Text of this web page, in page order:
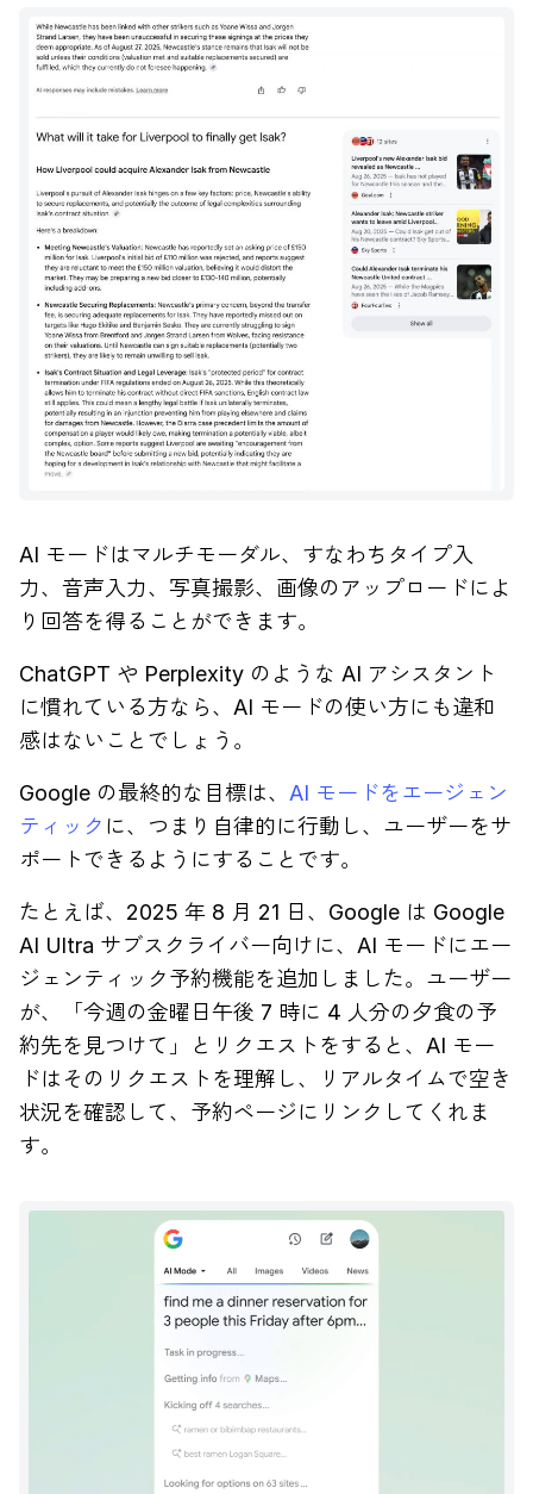
AI モードはマルチモーダル、すなわちタイプ入
力、音声入力、写真撮影、画像のアップロードによ
り回答を得ることができます。
ChatGPT や Perplexity のような AI アシスタント
に慣れている方なら、AI モードの使い方にも違和
感はないことでしょう。
Google の最終的な目標は、 AI モードをエージェン
ティック に、つまり自律的に行動し、ユーザーをサ
ポートできるようにすることです。
たとえば、2025 年 8 月 21 日、Google は Google
AI Ultra サブスクライバー向けに、AI モードにエー
ジェンティック予約機能を追加しました。ユーザー
が、「今週の金曜日午後 7 時に 4 人分の夕食の予
約先を見つけて」とリクエストをすると、AI モー
ドはそのリクエストを理解し、リアルタイムで空き
状況を確認して、予約ページにリンクしてくれま
す。